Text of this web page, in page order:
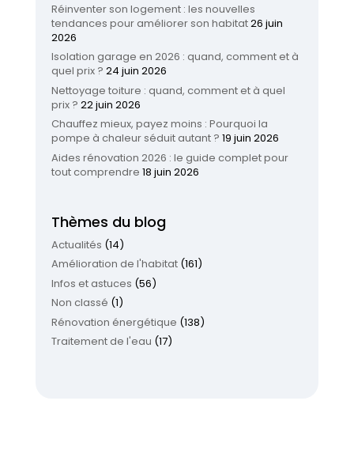
Réinventer son logement : les nouvelles
tendances pour améliorer son habitat26 juin
2026
Isolation garage en 2026 : quand, comment et à
quel prix ? 24 juin 2026
Nettoyage toiture : quand, comment et à quel
prix ? 22 juin 2026
Chauffez mieux, payez moins : Pourquoi la
pompe à chaleur séduit autant ? 19 juin 2026
Aides rénovation 2026 : le guide complet pour
tout comprendre 18 juin 2026
Thèmes du blog
Actualités (14)
Amélioration de l'habitat(161)
Infos et astuces (56)
Non classé (1)
Rénovation énergétique (138)
Traitement de l'eau (17)